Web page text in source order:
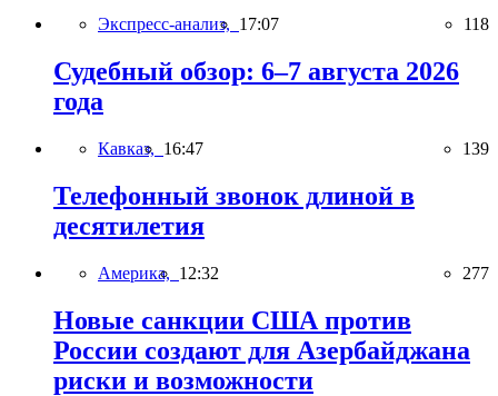
Экспресс-анализ, 17:07 118
Судебный обзор: 6–7 августа 2026
года
Кавказ, 16:47 139
Телефонный звонок длиной в
десятилетия
Америка, 12:32 277
Новые санкции США против
России создают для Азербайджана
риски и возможности